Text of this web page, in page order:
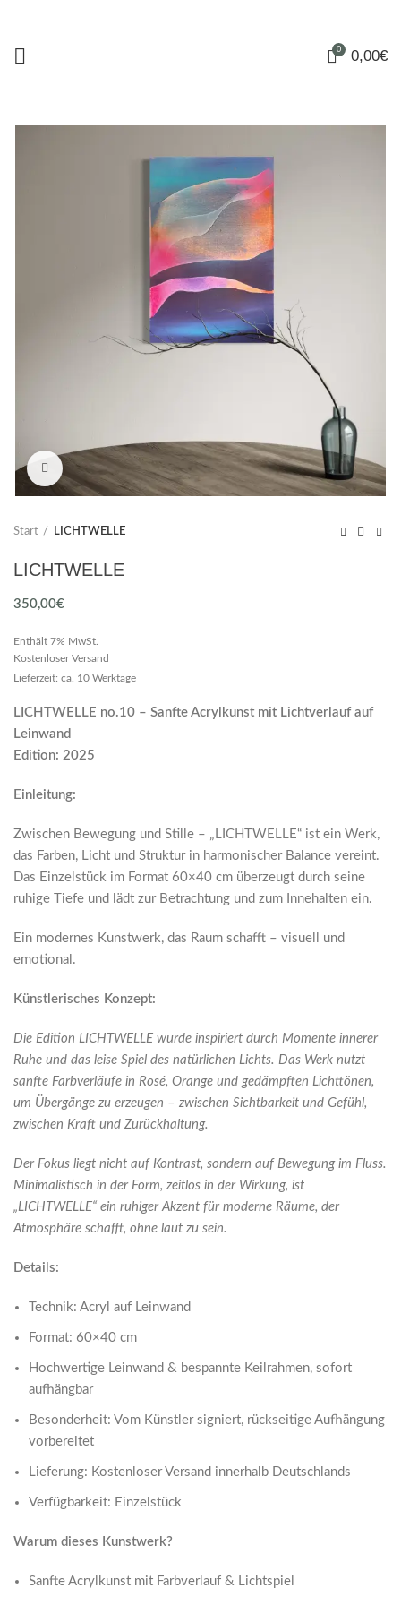
0 0,00€
Click to enlarge
Start LICHTWELLE
LICHTWELLE
350,00€
Enthält 7% MwSt.
Kostenloser Versand
Lieferzeit: ca. 10 Werktage
LICHTWELLE no.10 – Sanfte Acrylkunst mit Lichtverlauf auf
Leinwand
Edition: 2025
Einleitung:
Zwischen Bewegung und Stille – „LICHTWELLE“ ist ein Werk,
das Farben, Licht und Struktur in harmonischer Balance vereint.
Das Einzelstück im Format 60×40 cm überzeugt durch seine
ruhige Tiefe und lädt zur Betrachtung und zum Innehalten ein.
Ein modernes Kunstwerk, das Raum schafft – visuell und
emotional.
Künstlerisches Konzept:
Die Edition LICHTWELLE wurde inspiriert durch Momente innerer
Ruhe und das leise Spiel des natürlichen Lichts. Das Werk nutzt
sanfte Farbverläufe in Rosé, Orange und gedämpften Lichttönen,
um Übergänge zu erzeugen – zwischen Sichtbarkeit und Gefühl,
zwischen Kraft und Zurückhaltung.
Der Fokus liegt nicht auf Kontrast, sondern auf Bewegung im Fluss.
Minimalistisch in der Form, zeitlos in der Wirkung, ist
„LICHTWELLE“ ein ruhiger Akzent für moderne Räume, der
Atmosphäre schafft, ohne laut zu sein.
Details:
Technik: Acryl auf Leinwand
Format: 60×40 cm
Hochwertige Leinwand & bespannte Keilrahmen, sofort
aufhängbar
Besonderheit: Vom Künstler signiert, rückseitige Aufhängung
vorbereitet
Lieferung: Kostenloser Versand innerhalb Deutschlands
Verfügbarkeit: Einzelstück
Warum dieses Kunstwerk?
Sanfte Acrylkunst mit Farbverlauf & Lichtspiel